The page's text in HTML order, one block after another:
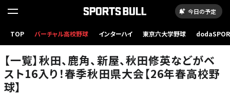
今日の予定
TOP バーチャル高校野球 インターハイ 東京六大学野球
写真はイメージ
【一覧】秋田、鹿角、新屋、秋田修英などがベ
スト16入り！春季秋田県大会【26年春高校野
球】